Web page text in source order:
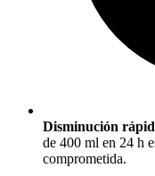
Disminución
de 400 ml en 24 h
comprometida.